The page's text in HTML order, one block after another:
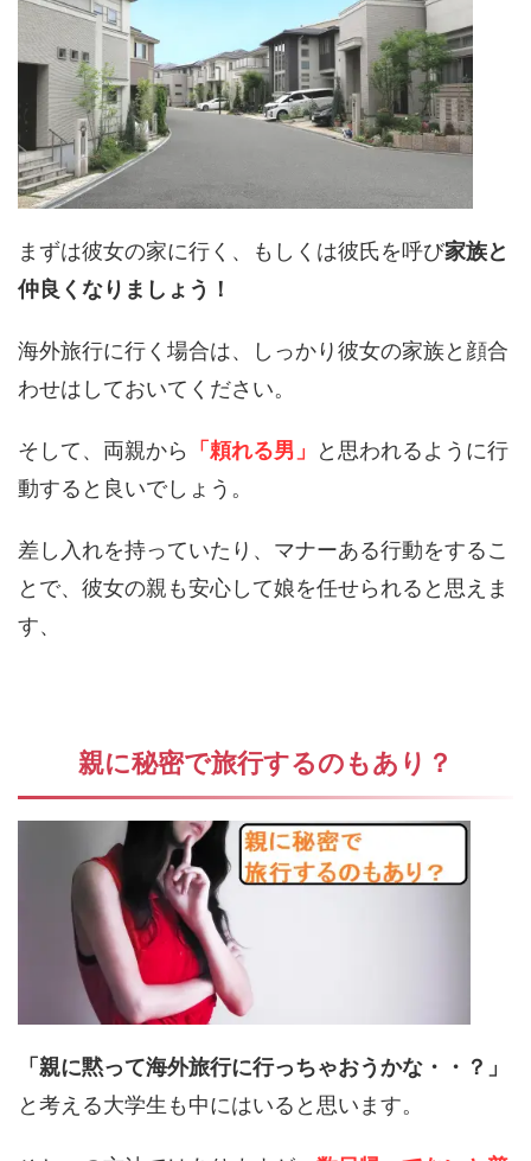
まずは彼女の家に行く、もしくは彼氏を呼び家族と
仲良くなりましょう！
海外旅行に行く場合は、しっかり彼女の家族と顔合
わせはしておいてください。
そして、両親から 「頼れる男」
と思われるように行
動すると良いでしょう。
差し入れを持っていたり、マナーある行動をするこ
とで、彼女の親も安心して娘を任せられると思えま
す、
親に秘密で旅行するのもあり？
「親に黙って海外旅行に行っちゃおうかな・・？」
と考える大学生も中にはいると思います。